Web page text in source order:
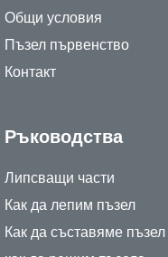
Общи условия
Пъзел първенство
Контакт
Ръководства
Липсващи части
Как да лепим пъзел
Как да съставяме пъзел